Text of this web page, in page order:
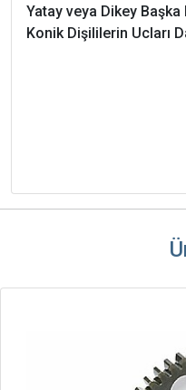
Yatay veya Dikey
Konik Dişililerin Ucları